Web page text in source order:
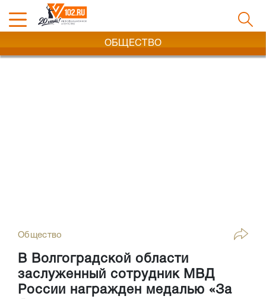
ОБЩЕСТВО
Общество
В Волгоградской области
заслуженный сотрудник МВД
России награжден медалью «За